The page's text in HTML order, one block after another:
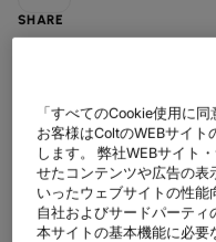
すべての
SHARE
「すべてのCookie使用に
お客様はColtのWEBサイト
します。 弊社WEBサイト
せたコンテンツや広告の表
いったウェブサイトの性能
自社およびサードパーティ
本サイトの基本機能に必要